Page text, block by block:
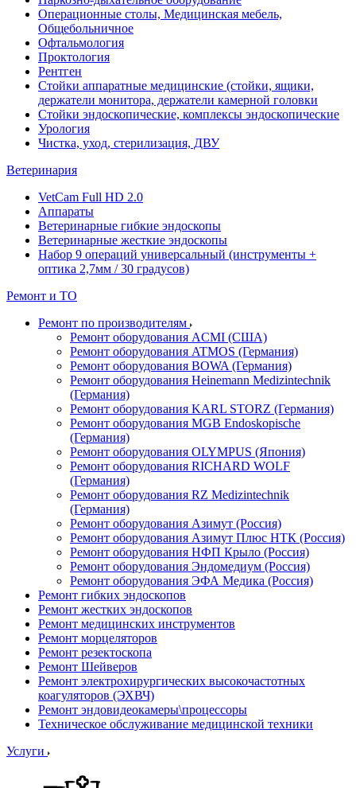
Операционные столы, Медицинская мебель,
Общебольничное
Офтальмология
Проктология
Рентген
Стойки аппаратные медицинские (стойки, ящики,
держатели монитора, держатели камерной головки
Стойки эндоскопические, комплексы эндоскопические
Урология
Чистка, уход, стерилизация, ДВУ
Ветеринария
VetCam Full HD 2.0
Аппараты
Ветеринарные гибкие эндоскопы
Ветеринарные жесткие эндоскопы
Набор 9 операций универсальный (инструменты +
оптика 2,7мм / 30 градусов)
Ремонт и ТО
Ремонт по производителям
Ремонт оборудования ACMI (США)
Ремонт оборудования ATMOS (Германия)
Ремонт оборудования BOWA (Германия)
Ремонт оборудования Heinemann Medizintechnik
(Германия)
Ремонт оборудования KARL STORZ (Германия)
Ремонт оборудования MGB Endoskopische
(Германия)
Ремонт оборудования OLYMPUS (Япония)
Ремонт оборудования RICHARD WOLF
(Германия)
Ремонт оборудования RZ Medizintechnik
(Германия)
Ремонт оборудования Азимут (Россия)
Ремонт оборудования Азимут Плюс НТК (Россия)
Ремонт оборудования НФП Крыло (Россия)
Ремонт оборудования Эндомедиум (Россия)
Ремонт оборудования ЭФА Медика (Россия)
Ремонт гибких эндоскопов
Ремонт жестких эндоскопов
Ремонт медицинских инструментов
Ремонт морцеляторов
Ремонт резектоскопа
Ремонт Шейверов
Ремонт электрохирургических высокочастотных
коагуляторов (ЭХВЧ)
Ремонт эндовидеокамеры\процессоры
Техническое обслуживание медицинской техники
Услуги